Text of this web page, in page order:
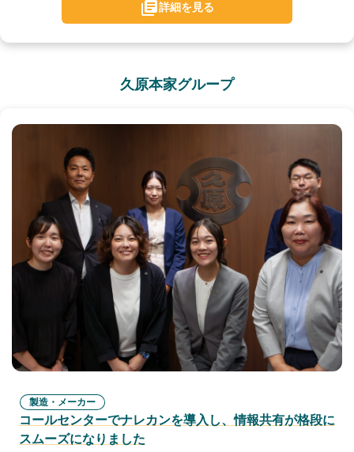
詳細を見る
久原本家グループ
製造・メーカー
コールセンターでナレカンを導入し、情報共有が格段に
スムーズになりました